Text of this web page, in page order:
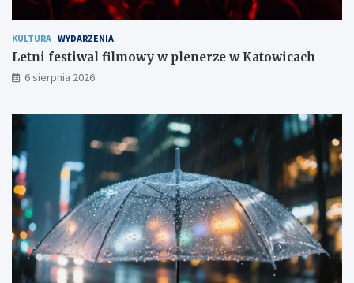
KULTURA WYDARZENIA
Letni festiwal filmowy w plenerze w Katowicach
6 sierpnia 2026